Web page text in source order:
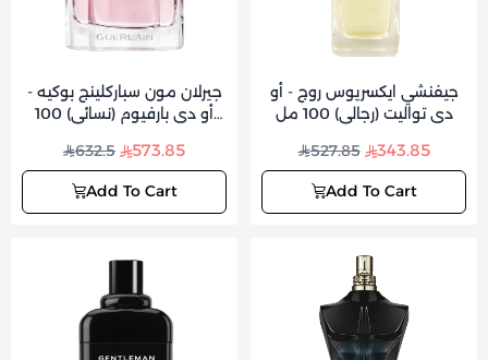
جيرلان مون سباركلينج بوكيه -
أو دي بارفيوم (نسائي) 100
632.5 573.85
Add To Cart
جيفنشي ايكسريوس روج - أو
دي تواليت (رجالي) 100 مل
527.85
343.85
Add To Cart